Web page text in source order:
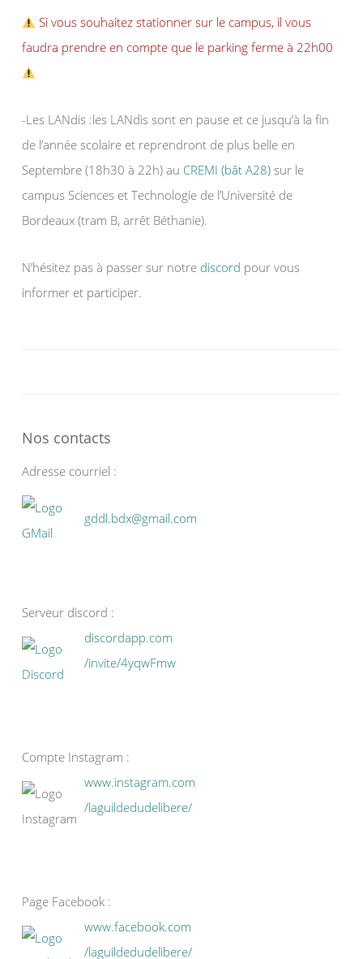
Si vous souhaitez stationner sur le campus, il vous
faudra prendre en compte que le parking ferme à 22h00
-Les LANdis :les LANdis sont en pause et ce jusqu’à la fin
de l’année scolaire et reprendront de plus belle en
Septembre (18h30 à 22h) au CREMI (bât A28) sur le
campus Sciences et Technologie de l’Université de
Bordeaux (tram B, arrêt Béthanie).
N’hésitez pas à passer sur notre discord pour vous
informer et participer.
Nos contacts
Adresse courriel :
gddl.bdx@gmail.com
Serveur discord :
discordapp.com
/invite/4yqwFmw
Compte Instagram :
www.instagram.com
/laguildedudelibere/
Page Facebook :
www.facebook.com
/laguildedudelibere/